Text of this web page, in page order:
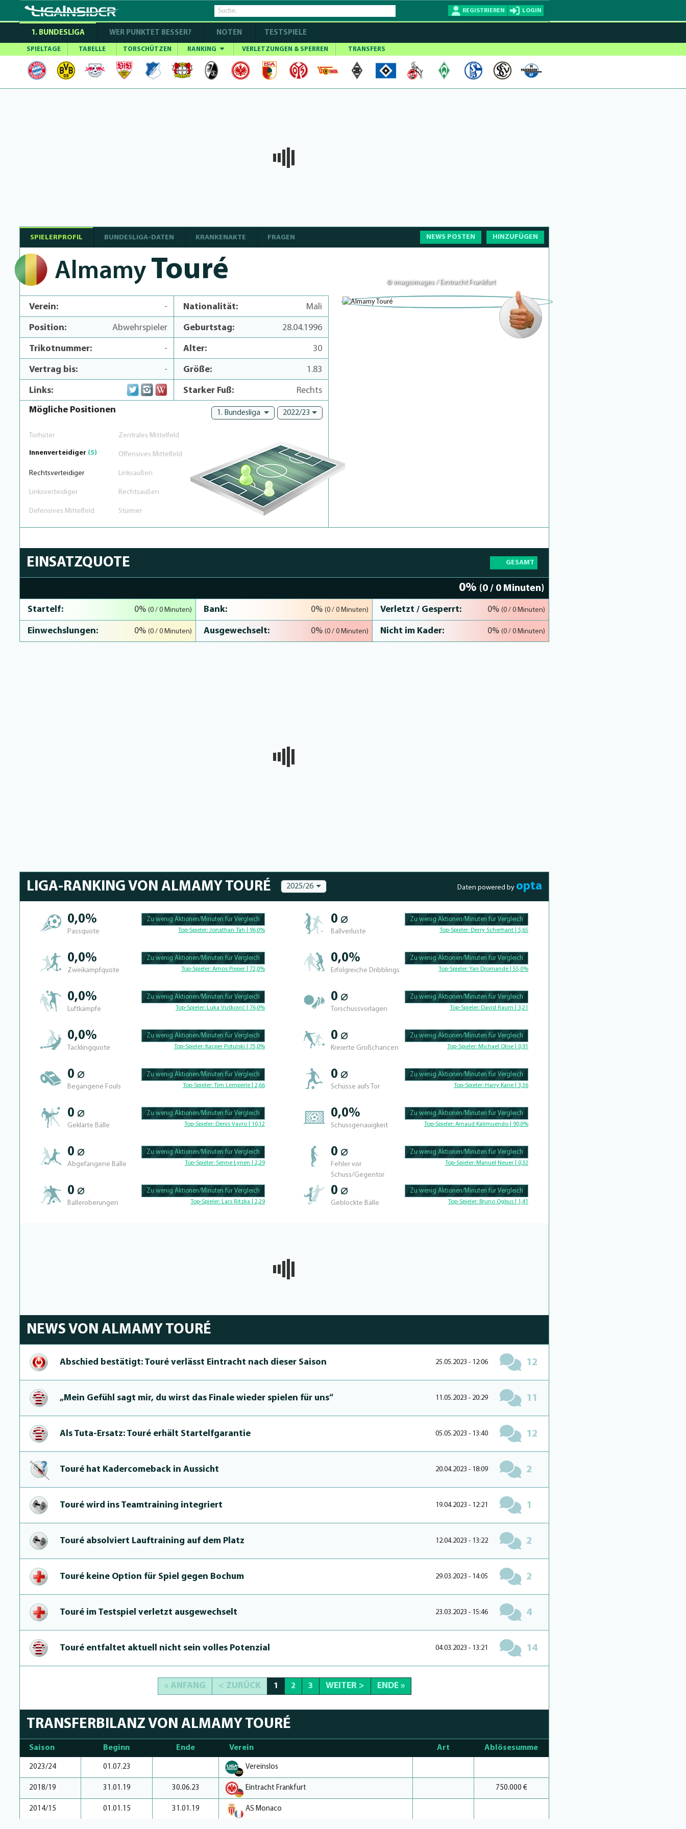
REGISTRIEREN LOGIN
1. BUNDESLIGA WER PUNKTET BESSER? NOTEN TESTSPIELE
SPIELTAGE TABELLE TORSCHÜTZEN RANKING VERLETZUNGEN & SPERREN TRANSFERS
SPIELERPROFIL BUNDESLIGA-DATEN KRANKENAKTE FRAGEN NEWS POSTEN HINZUFÜGEN
Almamy Touré
Verein: -
Position: Abwehrspieler
Trikotnummer: -
Vertrag bis: -
Links:
Nationalität: Mali
Geburtstag: 28.04.1996
Alter: 30
Größe: 1.83
Starker Fuß:
Rechts
Mögliche Positionen
1. Bundesliga 2022/23
Torhüter Zentrales Mittelfeld
Innenverteidiger (5) Offensives Mittelfeld
Rechtsverteidiger Linksaußen
Linksverteidiger Rechtsaußen
Defensives Mittelfeld Stürmer
© imagoimages / Eintracht Frankfurt
EINSATZQUOTE GESAMT
0% (0 / 0 Minuten)
Startelf: 0%(0 / 0 Minuten) Bank: 0% (0 / 0 Minuten) Verletzt / Gesperrt: 0% (0 / 0 Minuten)
Einwechslungen: 0%(0 / 0 Minuten) Ausgewechselt: 0% (0 / 0 Minuten) Nicht im Kader: 0% (0 / 0 Minuten)
LIGA-RANKING VON ALMAMY TOURÉ 2025/26 Daten powered by opta
0,0%
Passquote
100.39682539683% Complete
Zu wenig Aktionen/Minuten für Vergleich
Top-Spieler: Jonathan Tah | 96,0%
0,0%
Zweikampfquote
100.390625% Complete
Zu wenig Aktionen/Minuten für Vergleich
Top-Spieler: Amos Pieper | 72,0%
0,0%
Luftkämpfe
100.41493775934% Complete
Zu wenig Aktionen/Minuten für Vergleich
Top-Spieler: Luka Vušković | 76,0%
0,0%
Tacklingquote
100.39682539683% Complete
Zu wenig Aktionen/Minuten für Vergleich
Top-Spieler: Kacper Potulski | 75,0%
0 ⌀
Begangene Fouls
100.4% Complete
Zu wenig Aktionen/Minuten für Vergleich
Top-Spieler: Tim Lemperle | 2,66
0 ⌀
Geklärte Bälle
100.46728971963% Complete
Zu wenig Aktionen/Minuten für Vergleich
Top-Spieler: Denis Vavro | 10,12
0 ⌀
Abgefangene Bälle
100.43859649123% Complete
Zu wenig Aktionen/Minuten für Vergleich
Top-Spieler: Senne Lynen | 2,29
0 ⌀
Balleroberungen
100.40650406504% Complete
Zu wenig Aktionen/Minuten für Vergleich
Top-Spieler: Lars Ritzka | 2,29
0 ⌀
Ballverluste
100.47619047619% Complete
Zu wenig Aktionen/Minuten für Vergleich
Top-Spieler: Derry Scherhant | 5,65
0,0%
Erfolgreiche Dribblings
100.46296296296% Complete
Zu wenig Aktionen/Minuten für Vergleich
Top-Spieler:Yan Diomande | 55,0%
0 ⌀
Torschussvorlagen
100.4329004329% Complete
Zu wenig Aktionen/Minuten für Vergleich
Top-Spieler: David Raum | 3,21
0 ⌀
Kreierte Großchancen
100.625% Complete
Zu wenig Aktionen/Minuten für Vergleich
Top-Spieler: Michael Olise | 0,91
0 ⌀
Schüsse aufs Tor
100.46296296296% Complete
Zu wenig Aktionen/Minuten für Vergleich
Top-Spieler: Harry Kane | 3,36
0,0%
Schussgenauigkeit
100.42735042735% Complete
Zu wenig Aktionen/Minuten für Vergleich
Top-Spieler: Arnaud Kalimuendo | 90,0%
0 ⌀
Fehler vor
Schuss/Gegentor
100.56497175141% Complete
Zu wenig Aktionen/Minuten für Vergleich
Top-Spieler: Manuel Neuer | 0,32
0 ⌀
Geblockte Bälle
100.46728971963% Complete
Zu wenig Aktionen/Minuten für Vergleich
Top-Spieler: Bruno Ogbus | 1,41
NEWS VON ALMAMY TOURÉ
Abschied bestätigt: Touré verlässt Eintracht nach dieser Saison 25.05.2023 - 12:06 12
„Mein Gefühl sagt mir, du wirst das Finale wieder spielen für uns“ 11.05.2023 - 20:29 11
Als Tuta-Ersatz: Touré erhält Star­telfga­ran­tie 05.05.2023 - 13:40 12
Touré hat Kader­come­back in Aussicht 20.04.2023 - 18:09 2
Touré wird ins Teamtraining integriert 19.04.2023 - 12:21 1
Touré absolviert Lauftraining auf dem Platz 12.04.2023 - 13:22 2
Touré keine Option für Spiel gegen Bochum 29.03.2023 - 14:05 2
Touré im Testspiel verletzt aus­ge­wechselt 23.03.2023 - 15:46 4
Touré entfaltet aktuell nicht sein volles Potenzial 04.03.2023 - 13:21 14
« ANFANG < ZURÜCK 1 2 3 WEITER > ENDE »
TRANSFERBILANZ VON ALMAMY TOURÉ
Saison Beginn Ende Verein Art Ablösesumme
2023/24 01.07.23 Vereinslos
2018/19 31.01.19 30.06.23 Eintracht Frankfurt 750.000 €
2014/15 01.01.15 31.01.19 AS Monaco